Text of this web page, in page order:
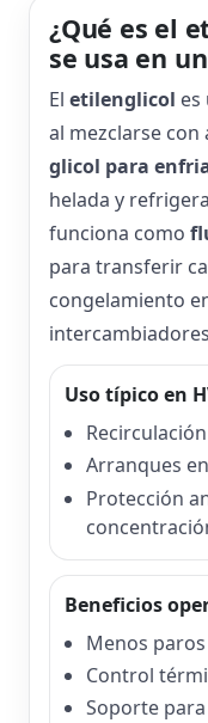
¿Qué es el
se usa en
El etilenglicol es
al mezclarse
glicol para
helada y
funciona como
para transferir
congelamiento
Uso típico en
Arranques
Protección
Beneficios
Menos
Control
Soporte